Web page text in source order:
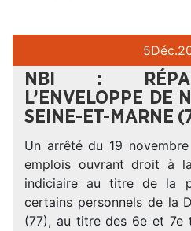
5Déc.
NBI :
L’ENVELOPPE DE
SEINE-ET-MARNE
Un arrêté du 19
emplois ouvrant droit à
indiciaire au titre de la
certains personnels de la
(77), au titre des 6e et 7e